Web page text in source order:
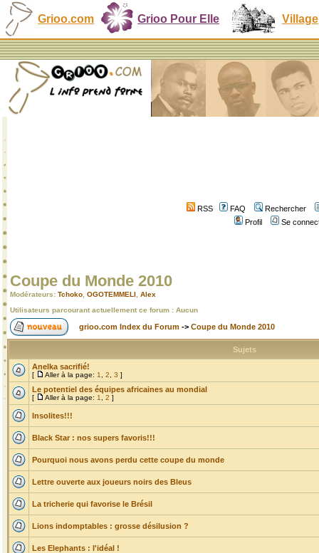
Grioo.com Grioo Pour Elle Village
RSS FAQ
Rechercher
Profil
Se
Coupe du Monde 2010
Modérateurs: Tchoko OGOTEMMELI Alex
Utilisateurs parcourant actuellement ce forum : Aucun
grioo.com Index du Forum -> Coupe du Monde 2010
Sujets
Anelka sacrifié!
[ Aller à la page: 1 2 3 ]
Le potentiel des équipes africaines au mondial
[ Aller à la page: 1 2 ]
Insolites!!!
Black Star : nos supers favoris!!!
Pourquoi nous avons perdu cette coupe du monde
Lettre ouverte aux joueurs noirs des Bleus
La tricherie qui favorise le Brésil
Lions indomptables : grosse désilusion ?
Les Elephants : l'idéal !